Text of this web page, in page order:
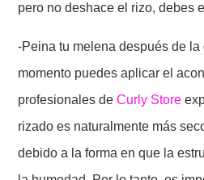
pero no deshace el rizo, debes
-Peina tu melena después de la
momento puedes aplicar el
profesionales deCurly Store
rizado es naturalmente más
debido a la forma en que la